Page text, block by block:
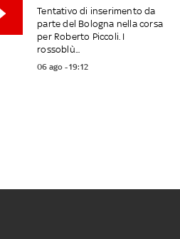
Tentativo di inserimento da
parte del Bologna nella corsa
per Roberto Piccoli. I
rossoblù...
06 ago - 19:12